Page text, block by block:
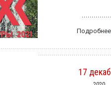
Подробнее
17